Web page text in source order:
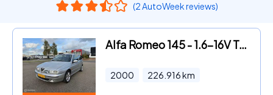
(2 AutoWeek reviews)
Alfa Romeo 145 - 1.6-16V T.Spark L
2000 226.916km